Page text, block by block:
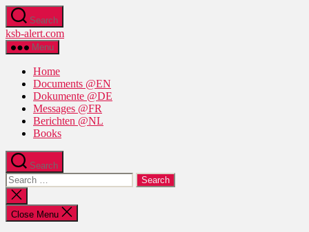
Skip
to
the
content
Search
ksb-alert.com
Menu
Home
Documents @EN
Dokumente @DE
Messages @FR
Berichten @NL
Books
Search
Search
for:
Close
search
Close Menu